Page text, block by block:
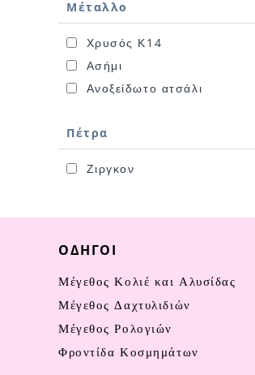
Μέταλλο
Χρυσός Κ14
Ασήμι
Ανοξείδωτο ατσάλι
Πέτρα
Ζιργκον
ΟΔΗΓΟΊ
Μέγεθος Κολιέ και Αλυσίδας
Μέγεθος Δαχτυλιδιών
Μέγεθος Ρολογιών
Φροντίδα Κοσμημάτων